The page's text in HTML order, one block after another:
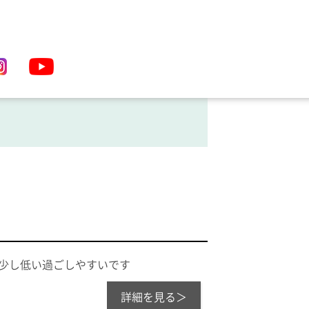
し低い過ごしやすいです
詳細を見る＞